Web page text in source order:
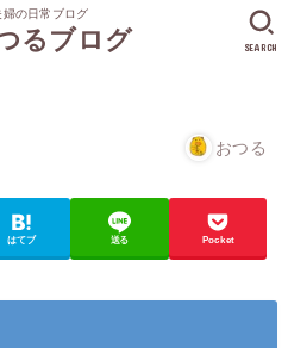
婦の日常ブログ
るブログ SEARCH
おつる
はてブ 送る Pocket